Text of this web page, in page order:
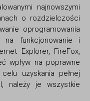
najnowszymi
o rozdzielczości
oprogramowania
na funkcjonowanie i
Explorer, FireFox,
wpływ na poprawne
uzyskania pełnej
należy je wszystkie